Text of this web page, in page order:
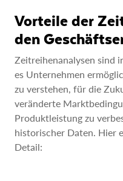
Vorteile der
den
Zeitreihenanalysen sind
es Unternehmen
zu verstehen, für die
veränderte
Produktleistung zu
historischer Daten. Hier
Detail: